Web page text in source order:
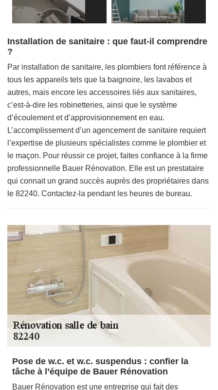
Installation de sanitaire : que faut-il comprendre
?
Par installation de sanitaire, les plombiers font référence à
tous les appareils tels que la baignoire, les lavabos et
autres, mais encore les accessoires liés aux sanitaires,
c’est-à-dire les robinetteries, ainsi que le système
d’écoulement et d’approvisionnement en eau.
L’accomplissement d’un agencement de sanitaire requiert
l’expertise de plusieurs spécialistes comme le plombier et
le maçon. Pour réussir ce projet, faites confiance à la firme
professionnelle Bauer Rénovation. Elle est un prestataire
qui connait un grand succès auprès des propriétaires dans
le 82240. Contactez-la pendant les heures de bureau.
Pose de w.c. et w.c. suspendus : confier la
tâche à l’équipe de Bauer Rénovation
Bauer Rénovation est une entreprise qui fait des